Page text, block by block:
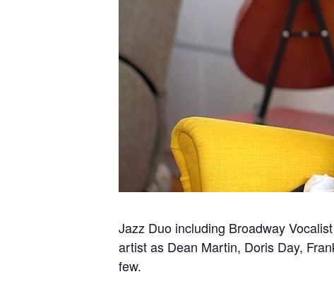
Jazz Duo including Broadway
artist as Dean Martin, Doris Day,
few.